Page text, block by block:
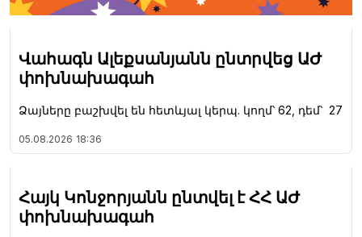
Վահագն Ալեքսանյանն ընտրվեց ԱԺ
փոխնախագահ
Ձայները բաշխվել են հետևյալ կերպ. կողմ՝ 62, դեմ՝ 27
05.08.2026 18:36
Հայկ Կոնջորյանն ընտվել է ՀՀ ԱԺ
փոխնախագահ